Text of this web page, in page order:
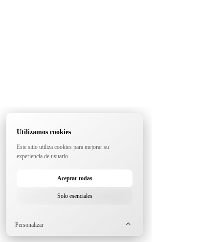
Utilizamos cookies
Este sitio utiliza cookies para mejorar su
experiencia de usuario.
Aceptar todas
Solo esenciales
Personalizar